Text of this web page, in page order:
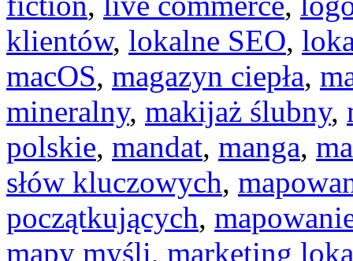
klientów, lokalne SEO,
macOS, magazyn ciepła,
mineralny, makijaż ślubny,
polskie, mandat, manga,
słów kluczowych,
początkujących,
mapy myśli, marketing